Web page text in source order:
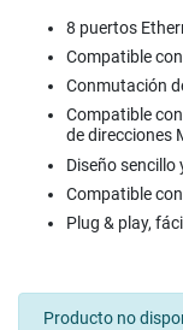
8 puertos
Compatible
Conmutación
Compatible
de direcciones
Diseño
Compatible
Plug & play,
Producto no